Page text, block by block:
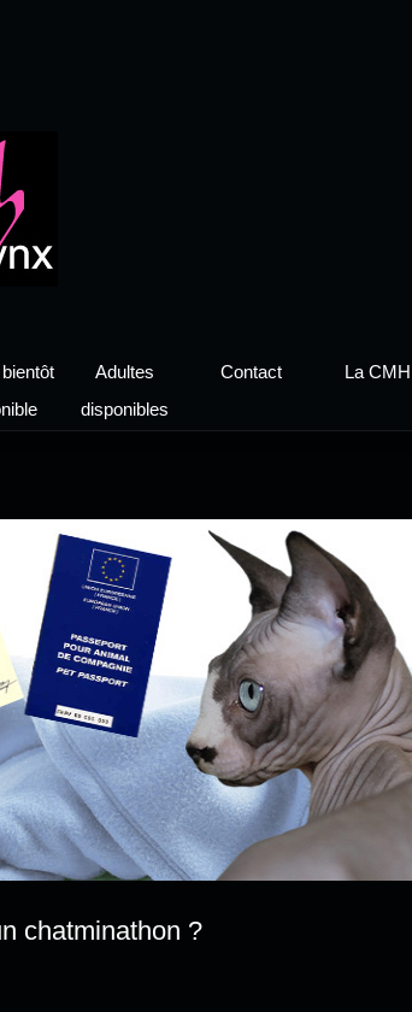
Adultes
disponibles
Contact La CMH
chatminathon ?